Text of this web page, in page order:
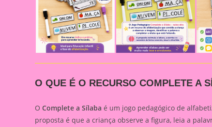
O QUE É O RECURSO COMPLETE A
O Complete a Sílaba é um jogo pedagógico de
proposta é que a criança observe a figura, leia a